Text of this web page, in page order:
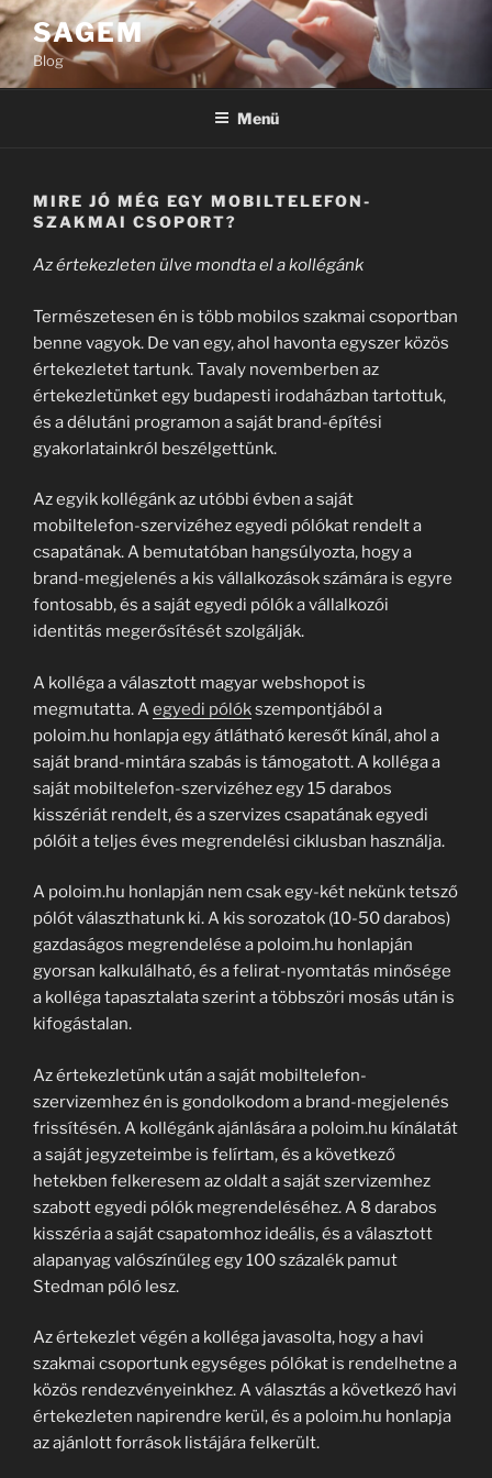
Tartalomhoz
SAGEM
Blog
Menü
MIRE JÓ MÉG EGY MOBILTELEFON-
SZAKMAI CSOPORT?
Az értekezleten ülve mondta el a kollégánk
Természetesen én is több mobilos szakmai csoportban
benne vagyok. De van egy, ahol havonta egyszer közös
értekezletet tartunk. Tavaly novemberben az
értekezletünket egy budapesti irodaházban tartottuk,
és a délutáni programon a saját brand-építési
gyakorlatainkról beszélgettünk.
Az egyik kollégánk az utóbbi évben a saját
mobiltelefon-szervizéhez egyedi pólókat rendelt a
csapatának. A bemutatóban hangsúlyozta, hogy a
brand-megjelenés a kis vállalkozások számára is egyre
fontosabb, és a saját egyedi pólók a vállalkozói
identitás megerősítését szolgálják.
A kolléga a választott magyar webshopot is
megmutatta. A egyedi pólókszempontjából a
poloim.hu honlapja egy átlátható keresőt kínál, ahol a
saját brand-mintára szabás is támogatott. A kolléga a
saját mobiltelefon-szervizéhez egy 15 darabos
kisszériát rendelt, és a szervizes csapatának egyedi
pólóit a teljes éves megrendelési ciklusban használja.
A poloim.hu honlapján nem csak egy-két nekünk tetsző
pólót választhatunk ki. A kis sorozatok (10-50 darabos)
gazdaságos megrendelése a poloim.hu honlapján
gyorsan kalkulálható, és a felirat-nyomtatás minősége
a kolléga tapasztalata szerint a többszöri mosás után is
kifogástalan.
Az értekezletünk után a saját mobiltelefon-
szervizemhez én is gondolkodom a brand-megjelenés
frissítésén. A kollégánk ajánlására a poloim.hu kínálatát
a saját jegyzeteimbe is felírtam, és a következő
hetekben felkeresem az oldalt a saját szervizemhez
szabott egyedi pólók megrendeléséhez. A 8 darabos
kisszéria a saját csapatomhoz ideális, és a választott
alapanyag valószínűleg egy 100 százalék pamut
Stedman póló lesz.
Az értekezlet végén a kolléga javasolta, hogy a havi
szakmai csoportunk egységes pólókat is rendelhetne a
közös rendezvényeinkhez. A választás a következő havi
értekezleten napirendre kerül, és a poloim.hu honlapja
az ajánlott források listájára felkerült.